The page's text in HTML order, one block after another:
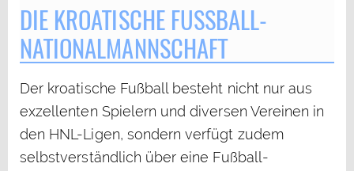
DIE KROATISCHE FUSSBALL-N
ATIONALMANNSCHAFT
Der kroatische Fußball besteht nicht nur aus
exzellenten Spielern und diversen Vereinen in
den HNL-Ligen, sondern verfügt zudem
selbstverständlich über eine Fußball-